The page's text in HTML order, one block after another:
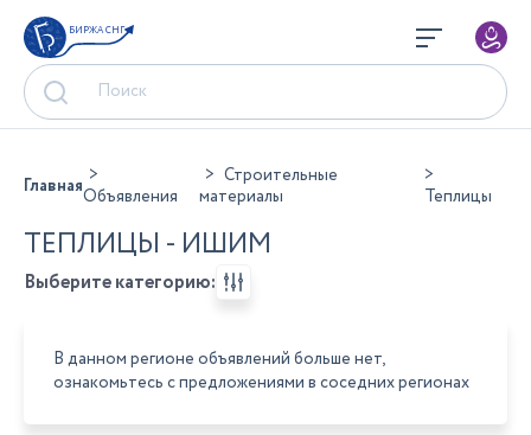
БИРЖА СНГ
ГлавнаяОбъявления
Строительные
материалы
Теплицы
ТЕПЛИЦЫ - ИШИМ
Выберите категорию:
В данном регионе объявлений больше нет,
ознакомьтесь с предложениями в соседних регионах